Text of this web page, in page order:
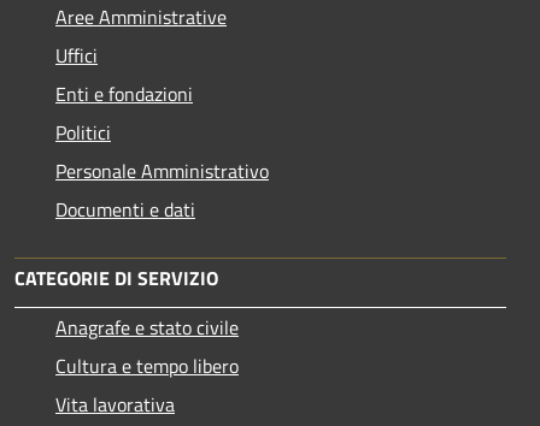
Aree Amministrative
Uffici
Enti e fondazioni
Politici
Personale Amministrativo
Documenti e dati
CATEGORIE DI SERVIZIO
Anagrafe e stato civile
Cultura e tempo libero
Vita lavorativa